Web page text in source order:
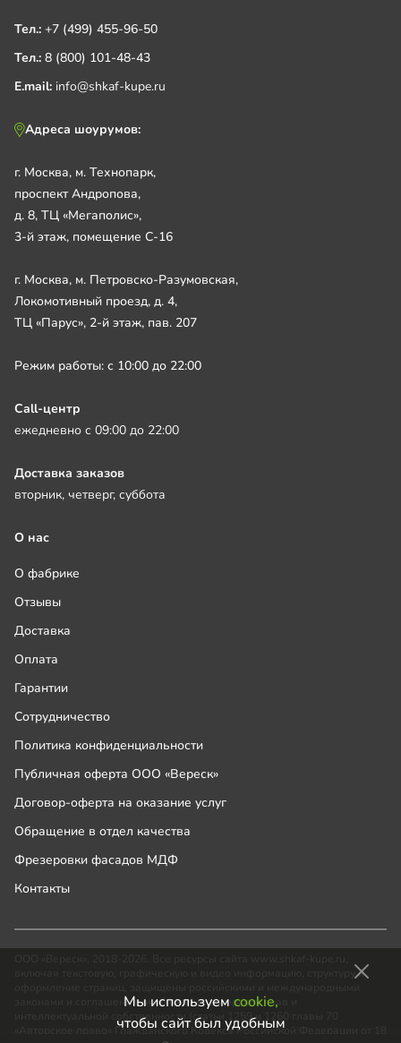
Мы используем cookie,
чтобы сайт был удобным
Тел.: +7 (499) 455-96-50
Тел.: 8 (800) 101-48-43
E.mail: info@shkaf-kupe.ru
Адреса шоурумов:
г. Москва, м. Технопарк,
проспект Андропова,
д. 8, ТЦ «Мегаполис»,
3-й этаж, помещение С-16
г. Москва, м. Петровско-Разумовская,
Локомотивный проезд, д. 4,
ТЦ «Парус», 2-й этаж, пав. 207
Режим работы: с 10:00 до 22:00
Call-центр
ежедневно с 09:00 до 22:00
Доставка заказов
вторник, четверг, суббота
О нас
О фабрике
Отзывы
Доставка
Оплата
Гарантии
Сотрудничество
Политика конфиденциальности
Публичная оферта ООО «Вереск»
Договор-оферта на оказание услуг
Обращение в отдел качества
Фрезеровки фасадов МДФ
Контакты
включая текстовую, графическую и видео информацию, структуру и
законами и соглашениями об охране авторских прав и
интеллектуальной собственности (статьи 1259 и 1260 главы 70
«Авторское право» Гражданского Кодекса Российской Федерации от 18